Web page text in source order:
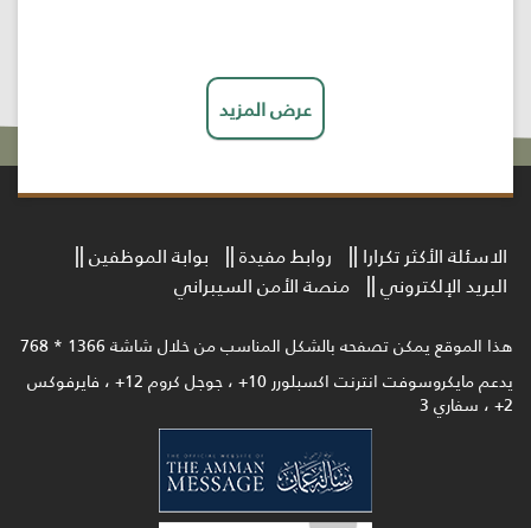
عرض المزيد
الاسئلة الأكثر تكرارا روابط مفيدة
بوابة الموظفين
البريد الإلكتروني
منصة الأمن السيبراني
هذا الموقع يمكن تصفحه بالشكل المناسب من خلال شاشة 1366 * 768
يدعم مايكروسوفت انترنت اكسبلورر 10+ ، جوجل كروم 12+ ، فايرفوكس
2+ ، سفاري 3